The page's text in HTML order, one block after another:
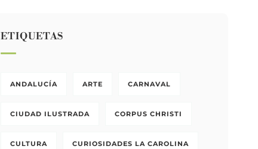
ETIQUETAS
ANDALUCÍA ARTE CARNAVAL
CIUDAD ILUSTRADA CORPUS CHRISTI
CULTURA CURIOSIDADES LA CAROLINA